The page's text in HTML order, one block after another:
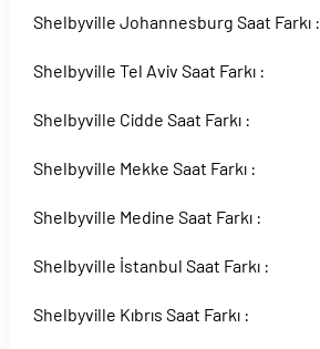
Shelbyville Johannesburg Saat Farkı :
Shelbyville Tel Aviv Saat Farkı :
Shelbyville Cidde Saat Farkı :
Shelbyville Mekke Saat Farkı :
Shelbyville Medine Saat Farkı :
Shelbyville İstanbul Saat Farkı :
Shelbyville Kıbrıs Saat Farkı :